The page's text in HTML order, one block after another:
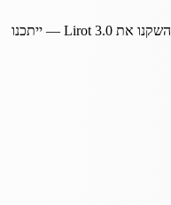
השקנו את Lirot 3.0— ייתכנו